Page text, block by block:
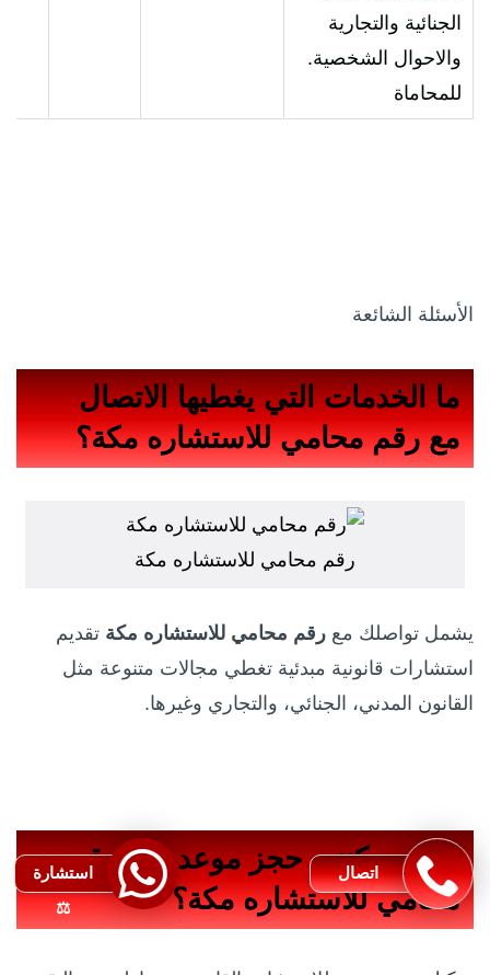
الجنائية والتجارية
والاحوال الشخصية.
للمحاماة
الأسئلة الشائعة
ما الخدمات التي يغطيها الاتصال
معرقم محامي للاستشاره مكة؟
رقم محامي للاستشاره مكة
يشمل تواصلك مع رقم محامي للاستشاره مكة تقديم
استشارات قانونية مبدئية تغطي مجالات متنوعة مثل
القانون المدني، الجنائي، والتجاري وغيرها.
كيف يمكنني حجز موعد عبر رقم
محامي للاستشاره مكة؟
اتصال
استشارة
⚖️